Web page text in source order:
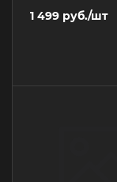
1 499 руб./шт